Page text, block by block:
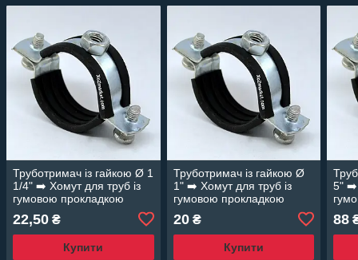
Труботримач із гайкою Ø 1
1/4" ➡️ Хомут для труб із
гумовою прокладкою
22,50 ₴
Купити
Труботримач із гайкою Ø
1" ➡️ Хомут для труб із
гумовою прокладкою
20₴
Купити
5" ➡️
88